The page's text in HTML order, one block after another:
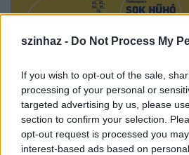
szinhaz - Do Not Process My
If you wish to opt-out of the sale,
processing of your personal or
targeted advertising by us, please
section to confirm your selection.
opt-out request is processed you
interest-based ads based on
Jövőbe tekint a
Játékok
mtothorsi• 2020. június 08.